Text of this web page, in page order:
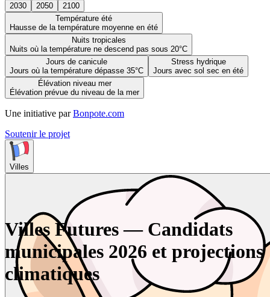
2030 2050
2100
Température été
Hausse de la température moyenne en été
Nuits tropicales
Nuits où la température ne descend pas sous 20°C
Jours de canicule
Jours où la température dépasse 35°C
Stress hydrique
Jours avec sol sec en été
Élévation niveau mer
Élévation prévue du niveau de la mer
Une initiative par Bonpote.com
Soutenir le projet
Villes
Villes Futures — Candidats
municipales 2026 et projections
climatiques